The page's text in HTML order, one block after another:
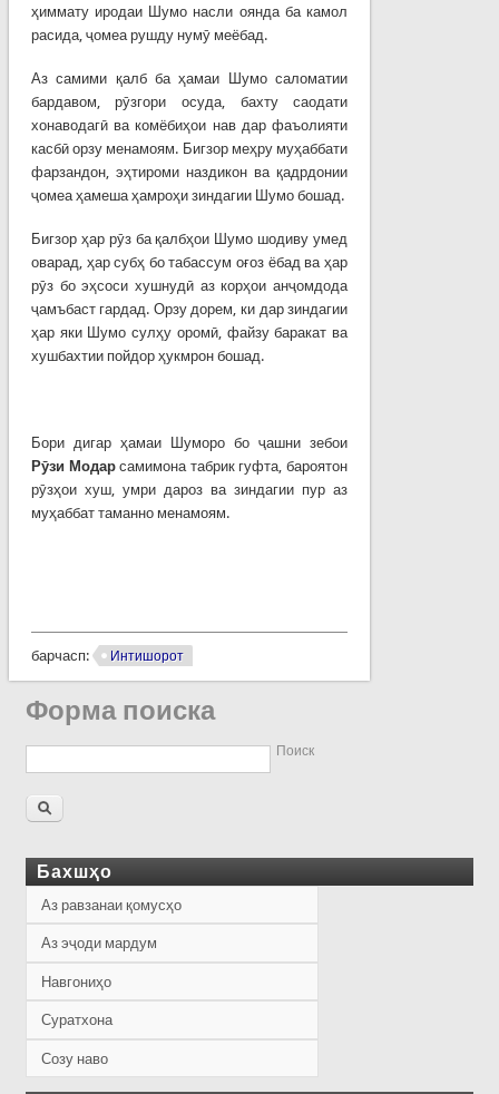
ҳиммату иродаи Шумо насли оянда ба камол
расида, ҷомеа рушду нумӯ меёбад.
Аз самими қалб ба ҳамаи Шумо саломатии
бардавом, рӯзгори осуда, бахту саодати
хонаводагӣ ва комёбиҳои нав дар фаъолияти
касбӣ орзу менамоям. Бигзор меҳру муҳаббати
фарзандон, эҳтироми наздикон ва қадрдонии
ҷомеа ҳамеша ҳамроҳи зиндагии Шумо бошад.
Бигзор ҳар рӯз ба қалбҳои Шумо шодиву умед
оварад, ҳар субҳ бо табассум оғоз ёбад ва ҳар
рӯз бо эҳсоси хушнудӣ аз корҳои анҷомдода
ҷамъбаст гардад. Орзу дорем, ки дар зиндагии
ҳар яки Шумо сулҳу оромӣ, файзу баракат ва
хушбахтии пойдор ҳукмрон бошад.
Бори дигар ҳамаи Шуморо бо ҷашни зебои
Рӯзи Модарсамимона табрик гуфта, бароятон
рӯзҳои хуш, умри дароз ва зиндагии пур аз
муҳаббат таманно менамоям.
барчасп: Интишорот
Форма поиска
Поиск
Бахшҳо
Аз равзанаи қомусҳо
Аз эҷоди мардум
Навгониҳо
Суратхона
Созу наво